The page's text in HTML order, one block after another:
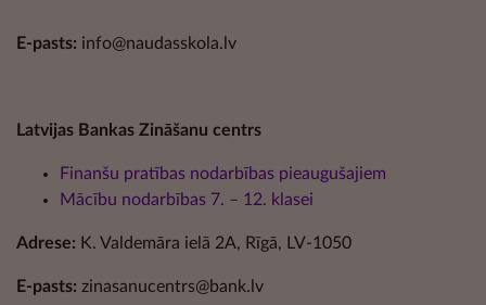
E-pasts: info@naudasskola.lv
Latvijas Bankas Zināšanu centrs
Finanšu pratības nodarbības pieaugušajiem
Mācību nodarbības 7. – 12. klasei
Adrese: K. Valdemāra ielā 2A, Rīgā, LV-1050
E-pasts: zinasanucentrs@bank.lv